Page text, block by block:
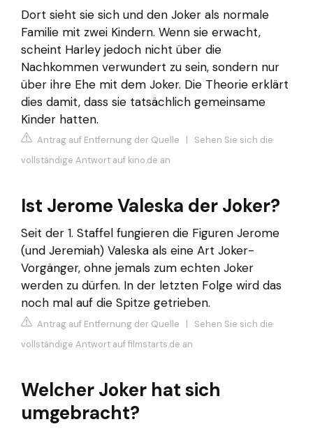
Dort sieht sie sich und den Joker als normale
Familie mit zwei Kindern. Wenn sie erwacht,
scheint Harley jedoch nicht über die
Nachkommen verwundert zu sein, sondern nur
über ihre Ehe mit dem Joker. Die Theorie erklärt
dies damit, dass sie tatsächlich gemeinsame
Kinder hatten.
Antrag auf Entfernung der Quelle | Sehen Sie sich die
vollständige Antwort auf kino.de an
Ist Jerome Valeska der Joker?
Seit der 1. Staffel fungieren die Figuren Jerome
(und Jeremiah) Valeska als eine Art Joker-
Vorgänger, ohne jemals zum echten Joker
werden zu dürfen. In der letzten Folge wird das
noch mal auf die Spitze getrieben.
Antrag auf Entfernung der Quelle | Sehen Sie sich die
vollständige Antwort auf filmstarts.de an
Welcher Joker hat sich
umgebracht?